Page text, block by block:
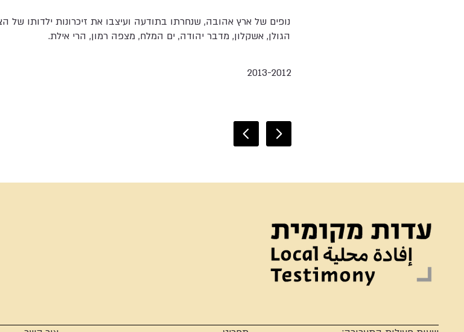
נופים של ארץ אהובה, שנחרתו בתודעה ועיצבו את זיכרונות ילדותו של
הגולן, אשקלון, מדבר יהודה, ים המלח, מצפה רמון, הרי אילת.
2013-2012